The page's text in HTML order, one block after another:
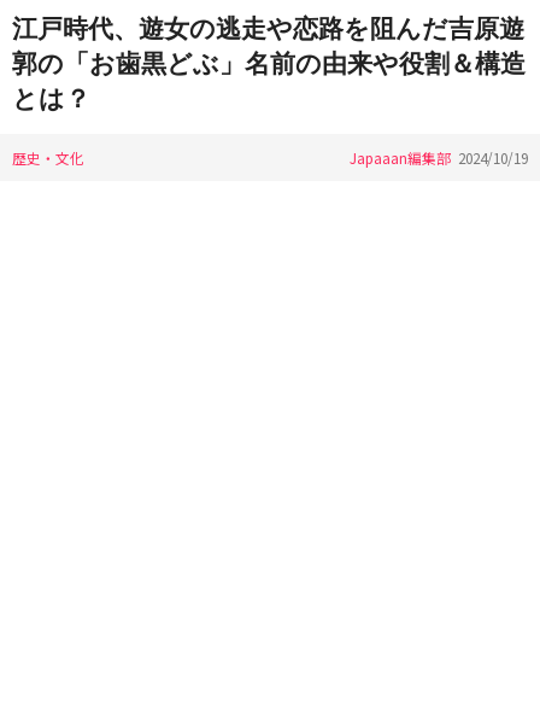
江戸時代、遊女の逃走や恋路を阻んだ吉原遊
郭の「お歯黒どぶ」名前の由来や役割＆構造
とは？
歴史・文化 Japaaan編集部 2024/10/19